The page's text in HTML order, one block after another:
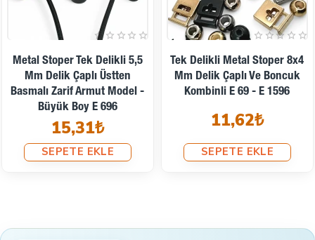
Metal Stoper Tek Delikli 5,5
Mm Delik Çaplı Üstten
Basmalı Zarif Armut Model -
Büyük Boy E 696
15,31₺
SEPETE EKLE
Tek Delikli Metal Stoper 8x4
Mm Delik Çaplı Ve Boncuk
Kombinli E 69 - E 1596
11,62₺
SEPETE EKLE